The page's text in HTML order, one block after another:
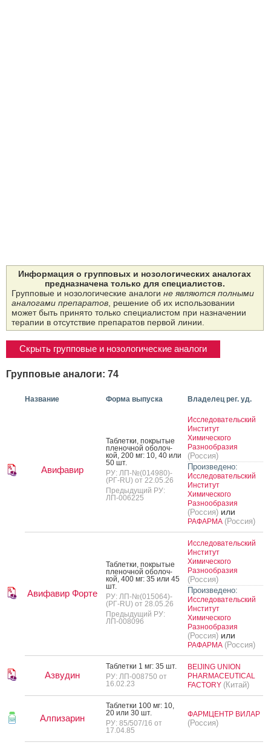
Информация о групповых и нозологических аналогах
предназначена только для специалистов.
Групповые и нозологические аналоги не являются полными
аналогами препаратов, решение об их использовании
может быть принято только специалистом при назначении
терапии в отсутствие препаратов первой линии.
Скрыть групповые и нозологические аналоги
Групповые аналоги: 74
Название Форма выпуска Владелец рег. уд.
Авифавир
Таб­летки, пок­ры­тые
пле­ноч­ной обо­лоч­
кой, 200 мг: 10, 40 или
50 шт.
РУ: ЛП-№(014980)-
(РГ-RU) от 22.05.26
Предыдущий РУ:
ЛП-006225
Исследовательский
Институт
Химического
Разнообразия
(Россия)
Произведено:
Исследовательский
Институт
Химического
Разнообразия
(Россия) или
РАФАРМА (Россия)
Авифавир Форте
Таб­летки, пок­ры­тые
пле­ноч­ной обо­лоч­
кой, 400 мг: 35 или 45
шт.
РУ: ЛП-№(015064)-
(РГ-RU) от 28.05.26
Предыдущий РУ:
ЛП-008096
Исследовательский
Институт
Химического
Разнообразия
(Россия)
Произведено:
Исследовательский
Институт
Химического
Разнообразия
(Россия) или
РАФАРМА (Россия)
Азвудин
Таб­летки 1 мг: 35 шт.
РУ: ЛП-008750 от
16.02.23
BEIJING UNION
PHARMACEUTICAL
FACTORY (Китай)
Алпизарин
Таб­летки 100 мг: 10,
20 или 30 шт.
РУ: 85/507/16 от
17.04.85
ФАРМЦЕНТР ВИЛАР
(Россия)